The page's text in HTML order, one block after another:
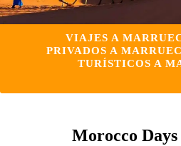
VIAJES A
PRIVADOS A
TURÍSTICOS A
Morocco